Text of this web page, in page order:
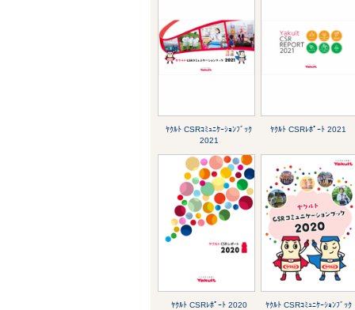
ﾔｸﾙﾄ CSRｺﾐｭﾆｹｰｼｮﾝﾌﾞｯｸ
2021
ﾔｸﾙﾄ CSRﾚﾎﾟｰﾄ 2021
ﾔｸﾙﾄ CSRﾚﾎﾟｰﾄ 2020
ﾔｸﾙﾄ CSRｺﾐｭﾆｹｰｼｮﾝﾌﾞｯｸ